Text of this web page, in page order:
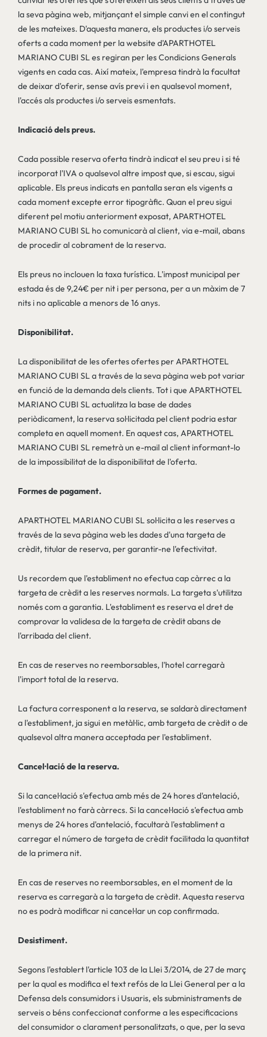
la seva pàgina web, mitjançant el simple canvi en el contingut
de les mateixes. D'aquesta manera, els productes i/o serveis
oferts a cada moment per la website d'APARTHOTEL
MARIANO CUBI SL es regiran per les Condicions Generals
vigents en cada cas. Així mateix, l'empresa tindrà la facultat
de deixar d'oferir, sense avís previ i en qualsevol moment,
l'accés als productes i/o serveis esmentats.
Indicació dels preus.
Cada possible reserva oferta tindrà indicat el seu preu i si té
incorporat l'IVA o qualsevol altre impost que, si escau, sigui
aplicable. Els preus indicats en pantalla seran els vigents a
cada moment excepte error tipogràfic. Quan el preu sigui
diferent pel motiu anteriorment exposat, APARTHOTEL
MARIANO CUBI SL ho comunicarà al client, via e-mail, abans
de procedir al cobrament de la reserva.
Els preus no inclouen la taxa turística. L'impost municipal per
estada és de 9,24€ per nit i per persona, per a un màxim de 7
nits i no aplicable a menors de 16 anys.
Disponibilitat.
La disponibilitat de les ofertes ofertes per APARTHOTEL
MARIANO CUBI SL a través de la seva pàgina web pot variar
en funció de la demanda dels clients. Tot i que APARTHOTEL
MARIANO CUBI SL actualitza la base de dades
periòdicament, la reserva sol·licitada pel client podria estar
completa en aquell moment. En aquest cas, APARTHOTEL
MARIANO CUBI SL remetrà un e-mail al client informant-lo
de la impossibilitat de la disponibilitat de l'oferta.
Formes de pagament.
APARTHOTEL MARIANO CUBI SL sol·licita a les reserves a
través de la seva pàgina web les dades d'una targeta de
crèdit, titular de reserva, per garantir-ne l'efectivitat.
Us recordem que l'establiment no efectua cap càrrec a la
targeta de crèdit a les reserves normals. La targeta s'utilitza
només com a garantia. L'establiment es reserva el dret de
comprovar la validesa de la targeta de crèdit abans de
l'arribada del client.
En cas de reserves no reemborsables, l'hotel carregarà
l'import total de la reserva.
La factura corresponent a la reserva, se saldarà directament
a l'establiment, ja sigui en metàl·lic, amb targeta de crèdit o de
qualsevol altra manera acceptada per l'establiment.
Cancel·lació de la reserva.
Si la cancel·lació s'efectua amb més de 24 hores d'antelació,
l'establiment no farà càrrecs. Si la cancel·lació s'efectua amb
menys de 24 hores d'antelació, facultarà l'establiment a
carregar el número de targeta de crèdit facilitada la quantitat
de la primera nit.
En cas de reserves no reemborsables, en el moment de la
reserva es carregarà a la targeta de crèdit. Aquesta reserva
no es podrà modificar ni cancel·lar un cop confirmada.
Desistiment.
Segons l'establert l'article 103 de la Llei 3/2014, de 27 de març
per la qual es modifica el text refós de la Llei General per a la
Defensa dels consumidors i Usuaris, els subministraments de
serveis o béns confeccionat conforme a les especificacions
del consumidor o clarament personalitzats, o que, per la seva